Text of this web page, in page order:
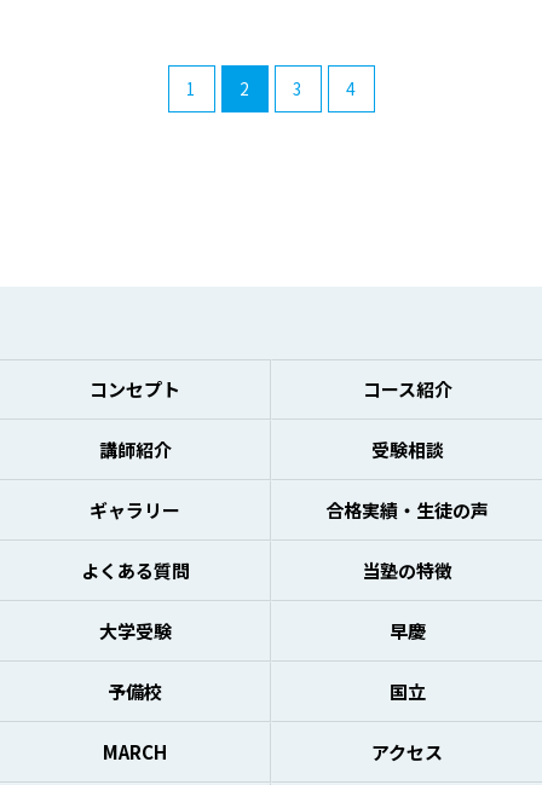
1 2 3 4
コンセプト コース紹介
講師紹介 受験相談
ギャラリー 合格実績・生徒の声
よくある質問 当塾の特徴
大学受験 早慶
予備校 国立
MARCH アクセス